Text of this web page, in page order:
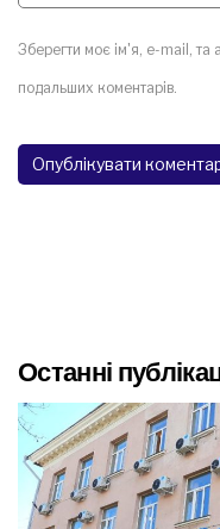
Зберегти моє ім'я, e-mail, та
подальших коментарів.
Останні